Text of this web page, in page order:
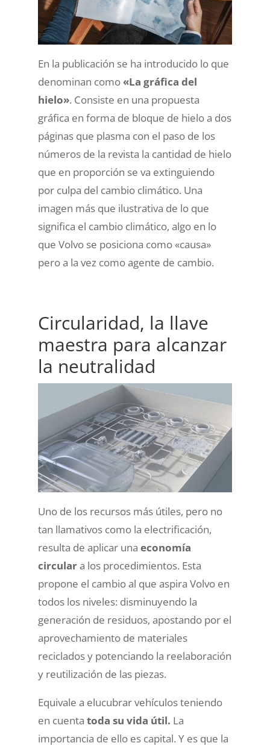
En la publicación se ha introducido lo que
denominan como«La gráfica del
hielo». Consiste en una propuesta
gráfica en forma de bloque de hielo a dos
páginas que plasma con el paso de los
números de la revista la cantidad de hielo
que en proporción se va extinguiendo
por culpa del cambio climático. Una
imagen más que ilustrativa de lo que
significa el cambio climático, algo en lo
que Volvo se posiciona como «causa»
pero a la vez como agente de cambio.
Circularidad, la llave
maestra para alcanzar
la neutralidad
Uno de los recursos más útiles, pero no
tan llamativos como la electrificación,
resulta de aplicar una economía
circulara los procedimientos. Esta
propone el cambio al que aspira Volvo en
todos los niveles: disminuyendo la
generación de residuos, apostando por el
aprovechamiento de materiales
reciclados y potenciando la reelaboración
y reutilización de las piezas.
Equivale a elucubrar vehículos teniendo
en cuenta toda su vida útil. La
importancia de ello es capital. Y es que la